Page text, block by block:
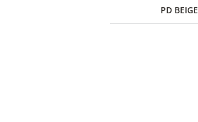
PD BEIGE